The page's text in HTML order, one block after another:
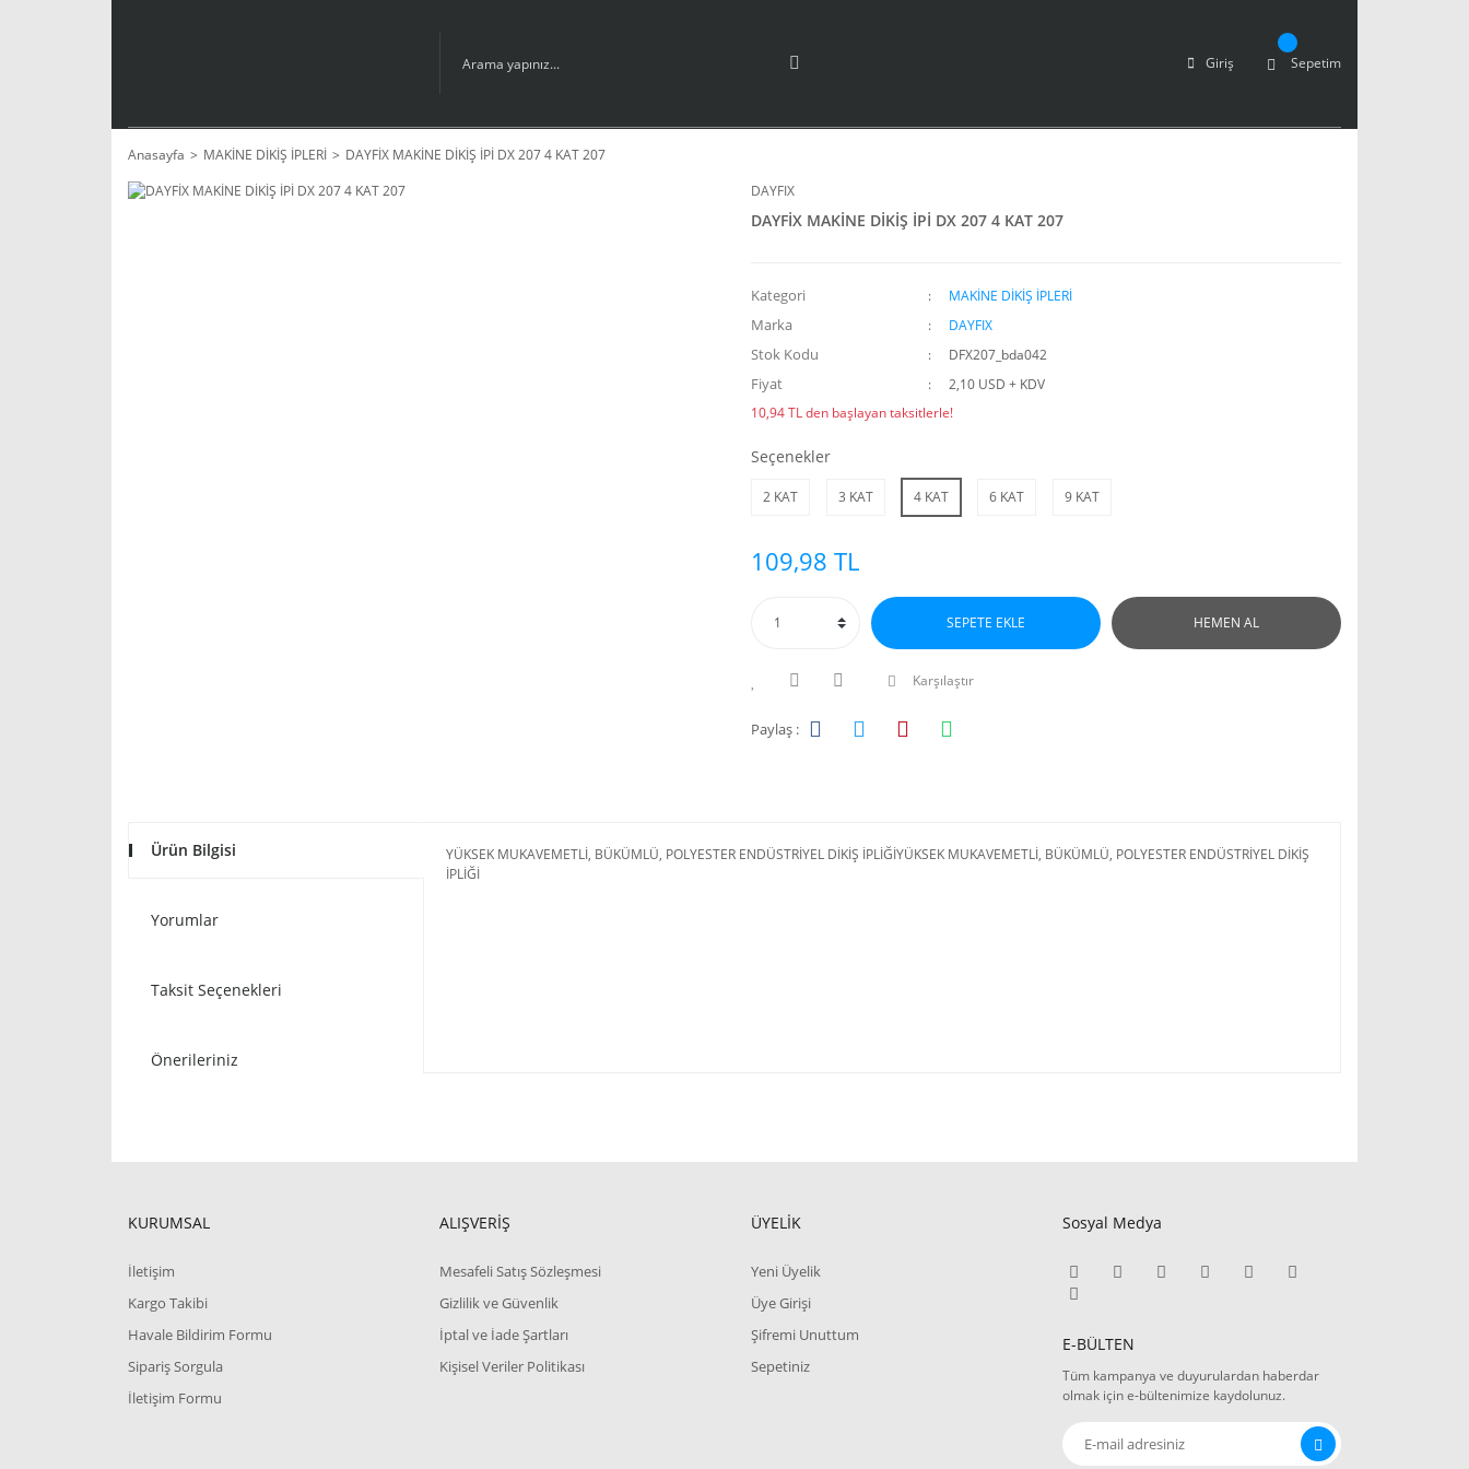
Giriş Sepetim
Anasayfa MAKİNE DİKİŞ İPLERİ
DAYFİX MAKİNE DİKİŞ İPİ DX 207 4 KAT 207
DAYFIX
DAYFİX MAKİNE DİKİŞ İPİ DX 207 4 KAT 207
Kategori MAKİNE DİKİŞ İPLERİ
Marka DAYFIX
Stok Kodu DFX207_bda042
Fiyat
2,10 USD + KDV
10,94 TL den başlayan taksitlerle!
Seçenekler
2 KAT 3 KAT 4 KAT 6 KAT 9 KAT
109,98 TL
SEPETE EKLE HEMEN AL
Karşılaştır
Paylaş :
Ürün Bilgisi
Yorumlar
Taksit Seçenekleri
Önerileriniz
YÜKSEK MUKAVEMETLİ, BÜKÜMLÜ, POLYESTER ENDÜSTRİYEL DİKİŞ İPLİĞİYÜKSEK MUKAVEMETLİ, BÜKÜMLÜ, POLYESTER ENDÜSTRİYEL DİKİŞ
İPLİĞİ
KURUMSAL
İletişim
Kargo Takibi
Havale Bildirim Formu
Sipariş Sorgula
İletişim Formu
ALIŞVERİŞ
Mesafeli Satış Sözleşmesi
Gizlilik ve Güvenlik
İptal ve İade Şartları
Kişisel Veriler Politikası
ÜYELİK
Yeni Üyelik
Üye Girişi
Şifremi Unuttum
Sepetiniz
Sosyal Medya
E-BÜLTEN
Tüm kampanya ve duyurulardan haberdar
olmak için e-bültenimize kaydolunuz.